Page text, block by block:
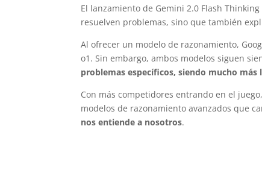
El lanzamiento de Gemini 2.0 Flash
resuelven problemas, sino que también
Al ofrecer un modelo de razonamiento,
o1. Sin embargo, ambos modelos siguen
problemas específicos, siendo mucho más
Con más competidores entrando en el
modelos de razonamiento avanzados que
nos entiende a nosotros.